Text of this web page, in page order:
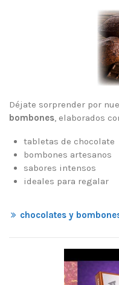
Déjate sorprender por
bombones, elaborados
tabletas de chocolate
bombones artesanos
sabores intensos
ideales para regalar
chocolates y